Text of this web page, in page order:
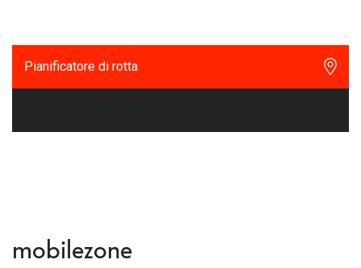
Pianificatore di rotta
mobilezone